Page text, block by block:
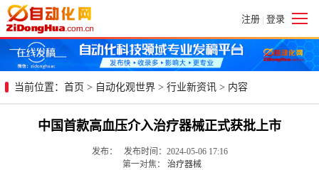
注册 | 登录
当前位置： 首页 > 自动化观世界 > 行业新资讯 > 内容
中国首款高血压介入治疗器械正式获批上市
发布： 发布时间：2024-05-06 17:16
第一对焦： 治疗器械